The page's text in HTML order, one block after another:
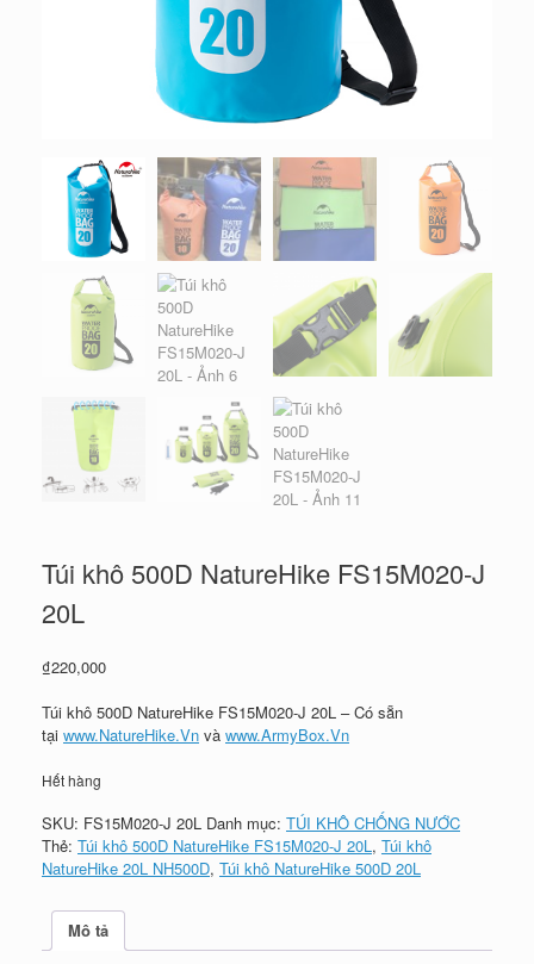
Túi khô 500D NatureHike FS15M020-J
20L
₫220,000
Túi khô 500D NatureHike FS15M020-J 20L – Có sẵn
tại www.NatureHike.Vn và www.ArmyBox.Vn
Hết hàng
SKU: FS15M020-J 20L Danh mục: TÚI KHÔ CHỐNG NƯỚC
Thẻ: Túi khô 500D NatureHike FS15M020-J 20L , Túi khô
NatureHike 20L NH500D, Túi khô NatureHike 500D 20L
Mô tả